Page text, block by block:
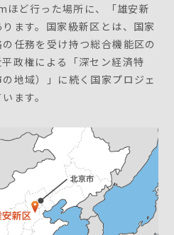
ど行った場所に、「雄安新
ます。国家級新区とは、国家
任務を受け持つ総合機能区の
政権による「深セン経済特
地域）」に続く国家プロジェ
ます。